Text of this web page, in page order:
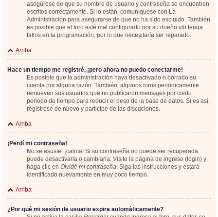
asegúrese de que su nombre de usuario y contraseña se encuentren
escritos correctamente. Si lo están, comuníquese con La
Administración para asegurarse de que no ha sido excluido. También
es posible que el foro esté mal configurado por su dueño y/o tenga
fallos en la programación, por lo que necesitaría ser reparado.
Arriba
Hace un tiempo me registré, ¡pero ahora no puedo conectarme!
Es posible que la administración haya desactivado o borrado su
cuenta por alguna razón. También, algunos foros periódicamente
remueven sus usuarios que no publicaron mensajes por cierto
periodo de tiempo para reducir el peso de la base de datos. Si es así,
registrese de nuevo y participe de las discuciones.
Arriba
¡Perdí mi contraseña!
No se asuste, ¡calma! Si su contraseña no puede ser recuperada
puede desactivarla o cambiarla. Visite la página de ingreso (login) y
haga clic en Olvidé mi contraseña. Siga las instrucciones y estará
identificado nuevamente en muy poco tiempo.
Arriba
¿Por qué mi sesión de usuario expira automáticamente?